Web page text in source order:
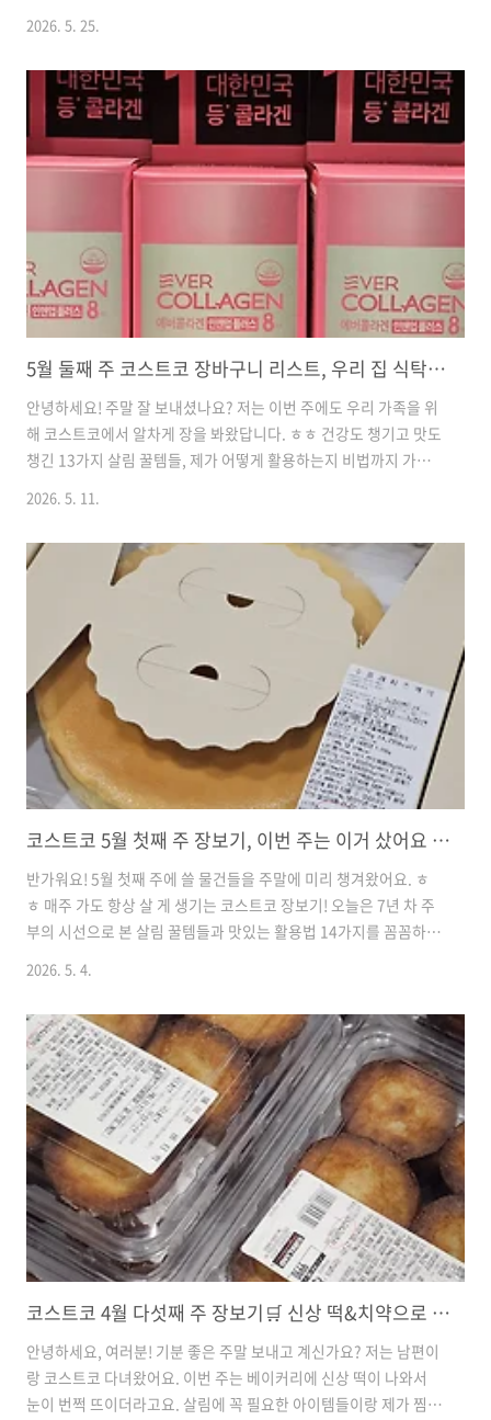
료 보관법과 요리 활용 팁까지 아낌없이 공유해 드릴 테니 재미있게
읽어주세요!웰라쥬 히알루로닉 블루 앰플 (100ml+60ml)🏷️ 가격
정보: 19,990원🛒 알뜰 계산: 100ml 환산가 12,494원 (대용량 기
획세트)✨ 포인트: 끈적임 없는 급속 수분 충전 1등급 히알루론산
앰플🍳 활용 팁 & 맛: 제가 공병을 몇 개나 비웠는지 모르는 찐 애정
2026. 5. 25.
5월 둘째 주 코스트코 장바구니 리스트, 우리 집 식탁이 풍성해지는 꿀템 공유해요
안녕하세요! 주말 잘 보내셨나요? 저는 이번 주에도 우리 가족을 위
해 코스트코에서 알차게 장을 봐왔답니다. ㅎㅎ 건강도 챙기고 맛도
챙긴 13가지 살림 꿀템들, 제가 어떻게 활용하는지 비법까지 가득
프로 B5 로션🏷️ 가격 정보: 33,590원 (8,400원 할인)🛒 알뜰 계산:
시중가 대비 약 20% 이상 저렴!✨ 포인트: 판테놀 성분으로 무너진
피부 장벽 탄탄하게🍳 활용 팁 & 맛: 남편 피부가 예민해서 로션 하
나도 함부로 못 쓰는데, 이건 정말 순해서 안심이에요. 지루성 모낭
염 때문에 고생하는 남편을 위해 할인할 때 꼭 챙겨둔답니다. 온 가
족이 함께 써도 좋을 만큼 성분이 착해서 늘 믿고 구매해요! 2. 겉바
속촉 끝판왕, 신..
2026. 5. 11.
코스트코 5월 첫째 주 장보기, 이번 주는 이거 샀어요 (주부 추천 14가지)
반가워요! 5월 첫째 주에 쓸 물건들을 주말에 미리 챙겨왔어요. ㅎ
ㅎ 매주 가도 항상 살 게 생기는 코스트코 장보기! 오늘은 7년 차 주
부의 시선으로 본 살림 꿀템들과 맛있는 활용법 14가지를 꼼꼼하게
타일🍳 활용 팁 & 맛: 저랑 딸아이가 제일 좋아하는 메뉴예요! 양이
많으니 사 오자마자 예쁘게 잘라서 냉동실에 소분해두는 게 팁이에
요. 커피 한 잔에 얼려둔 치즈케이크 한 조각이면 홈카페 분위기 제
대로 난답니다. 할인할 때 무조건 겟 하세요! 커클랜드 냉동 생새우
🏷️ 가격 정보: 20,490원🛒 알뜰 계산: 손질 시간 절약 효과✨ 포인
트: 등에 칼집이 있어 ..
2026. 5. 4.
코스트코 4월 다섯째 주 장보기🛒 신상 떡&치약으로 소소한 플렉스 했어요!
안녕하세요, 여러분! 기분 좋은 주말 보내고 계신가요? 저는 남편이
랑 코스트코 다녀왔어요. 이번 주는 베이커리에 신상 떡이 나와서
눈이 번쩍 뜨이더라고요. 살림에 꼭 필요한 아이템들이랑 제가 찜해